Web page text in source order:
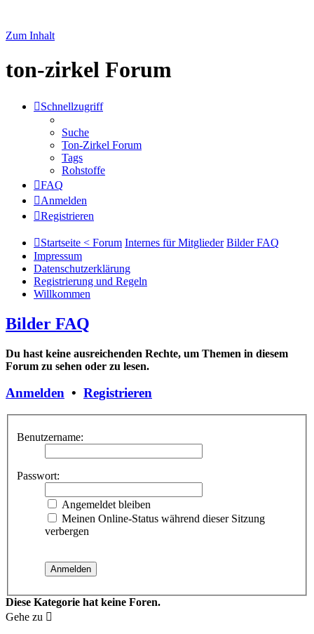
Zum Inhalt
ton-zirkel Forum
Schnellzugriff
Suche
Ton-Zirkel Forum
Tags
Rohstoffe
FAQ
Anmelden
Registrieren
Startseite < Forum Internes für Mitglieder Bilder FAQ
Impressum
Datenschutzerklärung
Registrierung und Regeln
Willkommen
Bilder FAQ
Du hast keine ausreichenden Rechte, um Themen in diesem
Forum zu sehen oder zu lesen.
Anmelden • Registrieren
Benutzername:
Passwort:
Angemeldet bleiben
Meinen Online-Status während dieser Sitzung
verbergen
Diese Kategorie hat keine Foren.
Gehe zu